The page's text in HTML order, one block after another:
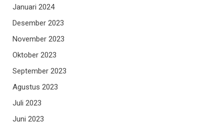
Januari 2024
Desember 2023
November 2023
Oktober 2023
September 2023
Agustus 2023
Juli 2023
Juni 2023